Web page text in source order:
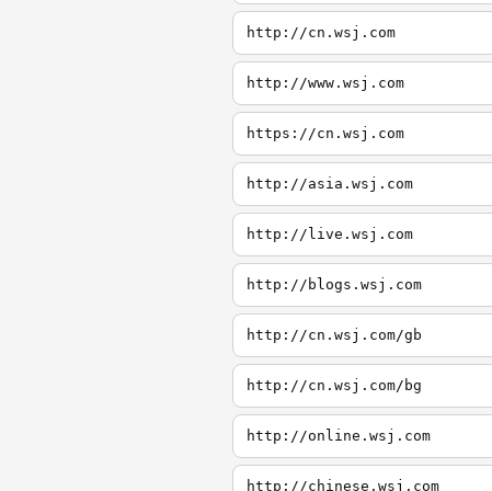
http://cn.wsj.com
http://www.wsj.com
https://cn.wsj.com
http://asia.wsj.com
http://live.wsj.com
http://blogs.wsj.com
http://cn.wsj.com/gb
http://cn.wsj.com/bg
http://online.wsj.com
http://chinese.wsj.com